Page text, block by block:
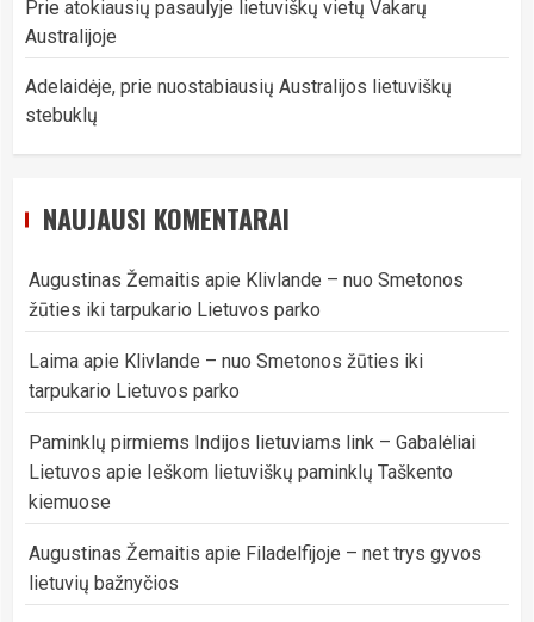
Prie atokiausių pasaulyje lietuviškų vietų Vakarų
Australijoje
Adelaidėje, prie nuostabiausių Australijos lietuviškų
stebuklų
NAUJAUSI KOMENTARAI
Augustinas Žemaitis apie Klivlande – nuo Smetonos
žūties iki tarpukario Lietuvos parko
Laima apie Klivlande – nuo Smetonos žūties iki
tarpukario Lietuvos parko
Paminklų pirmiems Indijos lietuviams link – Gabalėliai
Lietuvos apie Ieškom lietuviškų paminklų Taškento
kiemuose
Augustinas Žemaitis apie Filadelfijoje – net trys gyvos
lietuvių bažnyčios